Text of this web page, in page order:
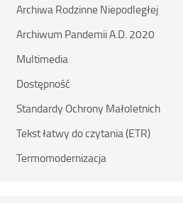
Archiwa Rodzinne Niepodległej
Archiwum Pandemii A.D. 2020
Multimedia
Dostępność
Standardy Ochrony Małoletnich
Tekst łatwy do czytania (ETR)
Termomodernizacja